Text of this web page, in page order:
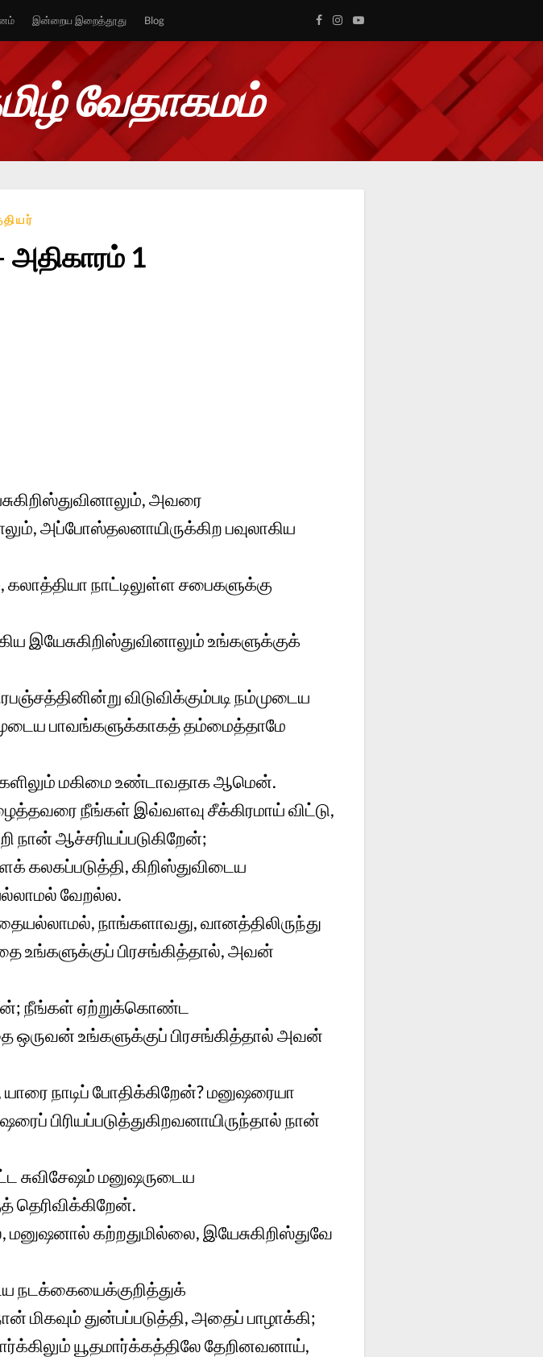
இன்றைய இறைத்தூது Blog
வேதாகமம்
அதிகாரம் 1
அவரை
அப்போஸ்தலனாயிருக்கிற பவுலாகிய
நாட்டிலுள்ள சபைகளுக்கு
இயேசுகிறிஸ்துவினாலும் உங்களுக்குக்
விடுவிக்கும்படி நம்முடைய
பாவங்களுக்காகத் தம்மைத்தாமே
மகிமை உண்டாவதாக ஆமென்.
நீங்கள் இவ்வளவு சீக்கிரமாய் விட்டு,
நான் ஆச்சரியப்படுகிறேன்;
கலகப்படுத்தி, கிறிஸ்துவிடைய
வேறல்ல.
நாங்களாவது, வானத்திலிருந்து
உங்களுக்குப் பிரசங்கித்தால், அவன்
நீங்கள் ஏற்றுக்கொண்ட
ஒருவன் உங்களுக்குப் பிரசங்கித்தால் அவன்
நாடிப் போதிக்கிறேன்? மனுஷரையா
பிரியப்படுத்துகிறவனாயிருந்தால் நான்
சுவிசேஷம் மனுஷருடைய
கற்றதுமில்லை, இயேசுகிறிஸ்துவே
நடக்கையைக்குறித்துக்
மிகவும் துன்பப்படுத்தி, அதைப் பாழாக்கி;
யூதமார்க்கத்திலே தேறினவனாய்,